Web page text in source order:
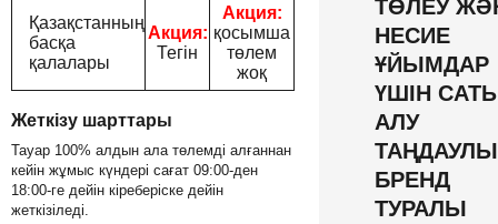
ТӨЛЕУ
НЕСИЕ
ҰЙЫМДАР
ҮШІН
АЛУ
ТАҢДАУЛЫ
БРЕНД
ТУРАЛЫ
Қазақстанның
басқа
қалалары
Акция:
Тегін
Акция:
қосымша
төлем
жоқ
Жеткізу шарттары
Тауар 100% алдын ала төлемді алғаннан
кейін жұмыс күндері сағат 09:00-ден
18:00-ге дейін кіреберіске дейін
жеткізіледі.